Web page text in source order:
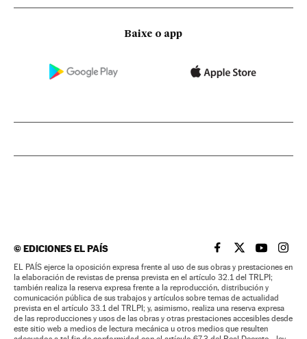
Baixe o app
©EDICIONES EL PAÍS EL PAÍS BRASIL EN
EL PAÍSEL PAÍS
EL
EL PAÍS ejerce la oposición expresa frente al uso de sus obras y prestaciones en
la elaboración de revistas de prensa prevista en el artículo 32.1 del TRLPI;
también realiza la reserva expresa frente a la reproducción, distribución y
comunicación pública de sus trabajos y artículos sobre temas de actualidad
prevista en el artículo 33.1 del TRLPI; y, asimismo, realiza una reserva expresa
de las reproducciones y usos de las obras y otras prestaciones accesibles desde
este sitio web a medios de lectura mecánica u otros medios que resulten